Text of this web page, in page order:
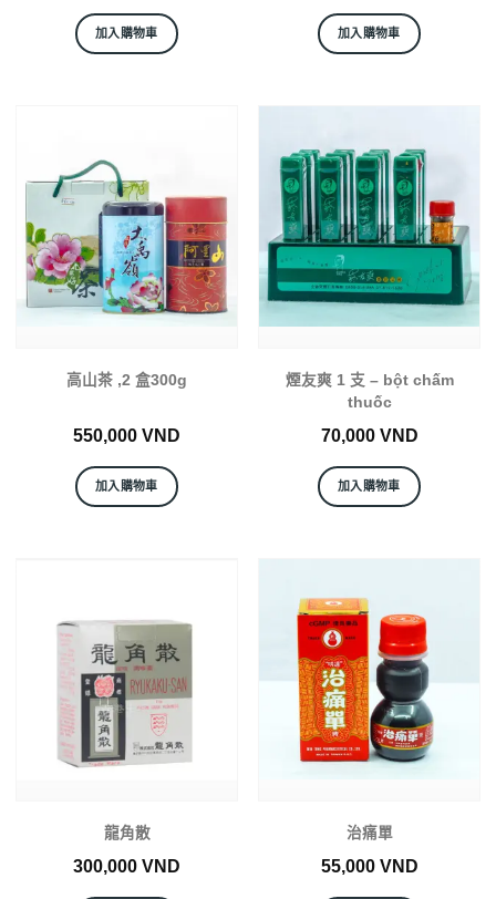
加入購物車 加入購物車
高山茶 ,2 盒300g
550,000 VND
加入購物車
煙友爽 1 支 – bột chấm
thuốc
70,000 VND
加入購物車
龍角散
300,000 VND
治痛單
55,000 VND